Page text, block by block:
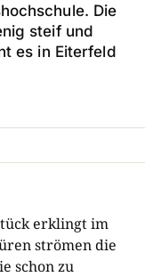
Die
steif und
es in Eiterfeld
erklingt im
strömen die
schon zu